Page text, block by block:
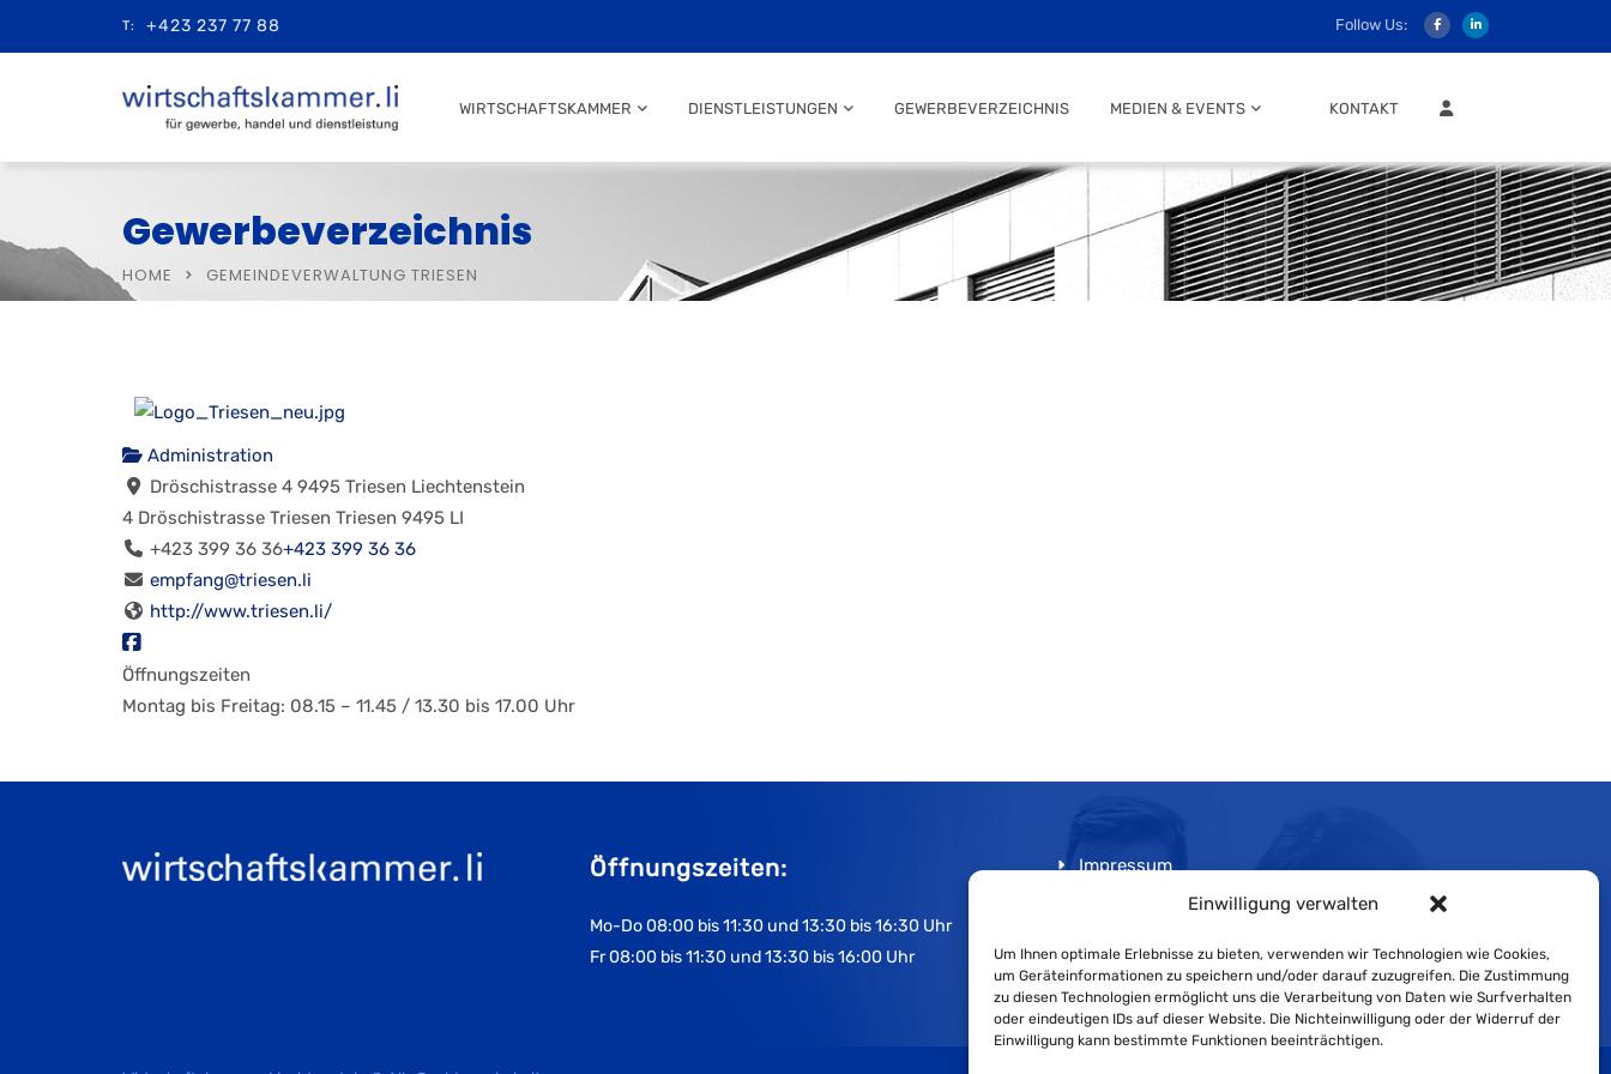
Einwilligung verwalten
Um Ihnen optimale Erlebnisse zu bieten, verwenden wir Technologien wie Cookies,
um Geräteinformationen zu speichern und/oder darauf zuzugreifen. Die Zustimmung
zu diesen Technologien ermöglicht uns die Verarbeitung von Daten wie Surfverhalten
oder eindeutigen IDs auf dieser Website. Die Nichteinwilligung oder der Widerruf der
Einwilligung kann bestimmte Funktionen beeinträchtigen.
T: +423 237 77 88 Follow Us:
WIRTSCHAFTSKAMMER DIENSTLEISTUNGEN GEWERBEVERZEICHNIS MEDIEN & EVENTS KONTAKT MITGLIEDER LOGIN
Gewerbeverzeichnis
HOME GEMEINDEVERWALTUNG TRIESEN
Administration
Dröschistrasse 4 9495 Triesen Liechtenstein
4 Dröschistrasse Triesen Triesen 9495 LI
+423 399 36 36+423 399 36 36
empfang@triesen.li
http://www.triesen.li/
Öffnungszeiten
Montag bis Freitag: 08.15 – 11.45 / 13.30 bis 17.00 Uhr
Öffnungszeiten:
Mo-Do 08:00 bis 11:30 und 13:30 bis 16:30 Uhr
Fr 08:00 bis 11:30 und 13:30 bis 16:00 Uhr
Impressum
Cookie-Richtlinie
Datenschutzerklärung